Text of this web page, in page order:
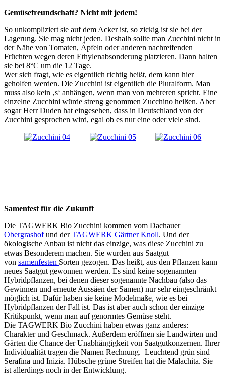
Gemüsefreundschaft? Nicht mit jedem!
So unkompliziert sie auf dem Acker ist, so zickig ist sie bei der
Lagerung. Sie mag nicht jeden. Deshalb sollte man Zucchini nicht in
der Nähe von Tomaten, Äpfeln oder anderen nachreifenden
Früchten wegen deren Ethylenabsonderung platzieren. Dann halten
sie bei 8°C um die 12 Tage.
Wer sich fragt, wie es eigentlich richtig heißt, dem kann hier
geholfen werden. Die Zucchini ist eigentlich die Pluralform. Man
muss also kein ‚s‘ anhängen, wenn man von mehreren spricht. Eine
einzelne Zucchini würde streng genommen Zucchino heißen. Aber
sogar Herr Duden hat eingesehen, dass in Deutschland von der
Zucchini gesprochen wird, egal ob es nur eine oder viele sind.
Samenfest für die Zukunft
Die TAGWERK Bio Zucchini kommen vom Dachauer
Obergrashofund derTAGWERK Gärtner Knoll. Und der
ökologische Anbau ist nicht das einzige, was diese Zucchini zu
etwas Besonderem machen. Sie wurden aus Saatgut
von samenfesten Sorten gezogen. Das heißt, aus den Pflanzen kann
neues Saatgut gewonnen werden. Es sind keine sogenannten
Hybridpflanzen, bei denen dieser sogenannte Nachbau (also das
Gewinnen und erneute Aussäen der Samen) nur sehr eingeschränkt
möglich ist. Dafür haben sie keine Modelmaße, wie es bei
Hybridpflanzen der Fall ist. Das ist aber auch schon der einzige
Kritikpunkt, wenn man auf genormtes Gemüse steht.
Die TAGWERK Bio Zucchini haben etwas ganz anderes:
Charakter und Geschmack. Außerdem eröffnen sie Landwirten und
Gärten die Chance der Unabhängigkeit von Saatgutkonzernen. Ihrer
Individualität tragen die Namen Rechnung. Leuchtend grün sind
Serafina und Inizia. Hübsche grüne Streifen hat die Malachita. Sie
ist allerdings noch in der Entwicklung.